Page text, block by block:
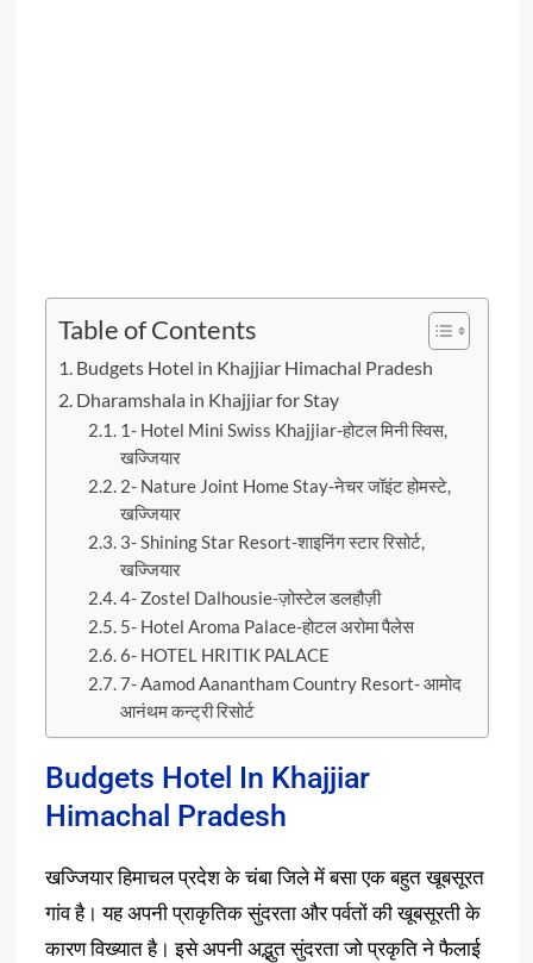
Table of Contents
Budgets Hotel in Khajjiar Himachal Pradesh
Dharamshala in Khajjiar for Stay
1- Hotel Mini Swiss Khajjiar-होटल मिनी स्विस,
खज्जियार
2- Nature Joint Home Stay-नेचर जॉइंट होमस्टे,
खज्जियार
3- Shining Star Resort-शाइनिंग स्टार रिसोर्ट,
खज्जियार
4- Zostel Dalhousie-ज़ोस्टेल डलहौज़ी
5- Hotel Aroma Palace-होटल अरोमा पैलेस
6- HOTEL HRITIK PALACE
7- Aamod Aanantham Country Resort- आमोद
आनंथम कन्ट्री रिसोर्ट
Budgets Hotel In Khajjiar
Himachal Pradesh
खज्जियार हिमाचल प्रदेश के चंबा जिले में बसा एक बहुत खूबसूरत
गांव है। यह अपनी प्राकृतिक सुंदरता और पर्वतों की खूबसूरती के
कारण विख्यात है। इसे अपनी अद्भुत सुंदरता जो प्रकृति ने फैलाई